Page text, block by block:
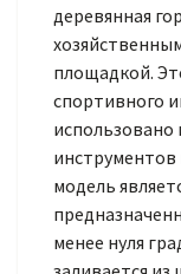
деревянная
площадкой.
спортивного
использовано
инструментов
модель
менее нуля